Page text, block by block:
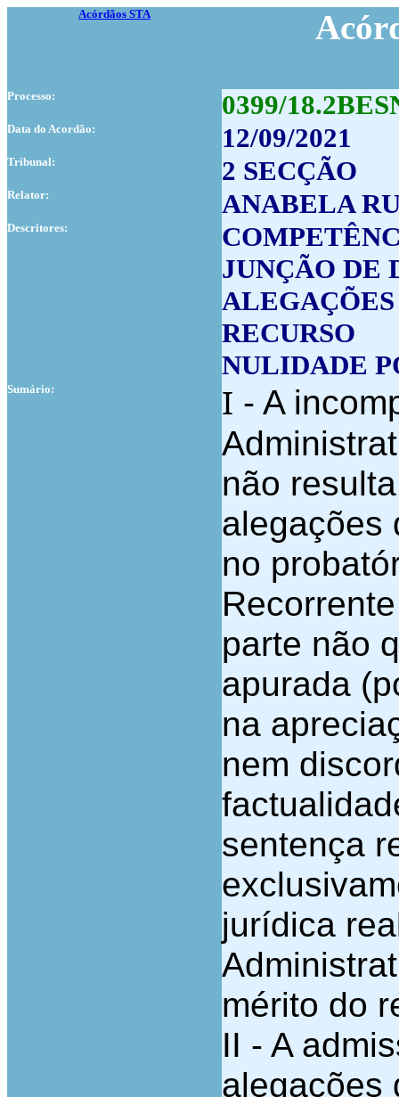
Acórdãos STA
Processo: 0399/
Data do Acordão: 12/09/2021
Tribunal: 2 SECÇÃO
Relator: ANABELA
Descritores:
JUNÇÃO DE
ALEGAÇÕES
RECURSO
NULIDADE
Sumário: I - A
não
alegações
no
parte não
apurada
na
nem
sentença
jurídica
mérito do
II - A
alegações